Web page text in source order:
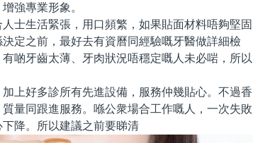
強專業形象。
生活緊張，用口頻繁，如果貼面材料唔夠堅固
定之前，最好去有資曆同經驗嘅牙醫做詳細檢
啲牙齒太薄、牙肉狀況唔穩定嘅人未必啱，所以
好多診所有先進設備，服務仲幾貼心。不過香
量同跟進服務。喺公衆場合工作嘅人，一次失敗
降。所以建議之前要睇清